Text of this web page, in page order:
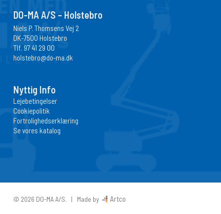
DO-MA A/S – Holstebro
Niels P. Thomsens Vej 2
DK-7500 Holstebro
Tlf. 97 41 29 00
holstebro@do-ma.dk
Nyttig Info
Lejebetingelser
Cookiepolitik
Fortrolighedserklæring
Se vores katalog
© 2026 DO-MA A/S. | Made by Artco